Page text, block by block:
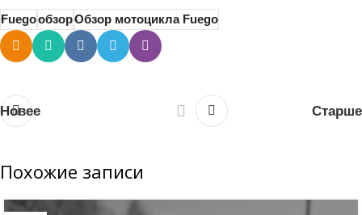
FuegoобзорОбзор мотоцикла Fuego
Новее Старше
Похожие записи